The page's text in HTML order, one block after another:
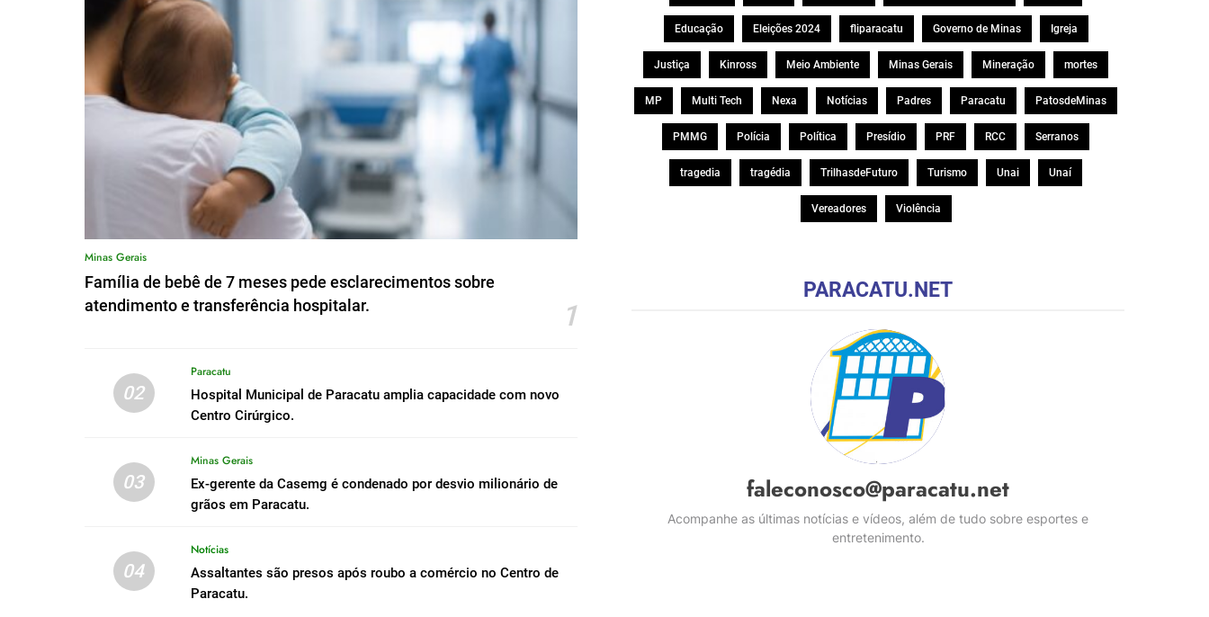
Minas Gerais
Família de bebê de 7 meses pede esclarecimentos sobre
atendimento e transferência hospitalar.
1
02
Paracatu
Hospital Municipal de Paracatu amplia capacidade com novo
Centro Cirúrgico.
03
Minas Gerais
Ex-gerente da Casemg é condenado por desvio milionário de
grãos em Paracatu.
04
Notícias
Assaltantes são presos após roubo a comércio no Centro de
Paracatu.
Educação Eleições 2024 fliparacatu Governo de Minas Igreja
Justiça Kinross Meio Ambiente Minas Gerais Mineração mortes
MP Multi Tech Nexa Notícias Padres Paracatu PatosdeMinas
PMMG Polícia Política Presídio PRF RCC Serranos
tragedia tragédia TrilhasdeFuturo Turismo Unai Unaí
Vereadores Violência
PARACATU.NET
faleconosco@paracatu.net
Acompanhe as últimas notícias e vídeos, além de tudo sobre esportes e
entretenimento.